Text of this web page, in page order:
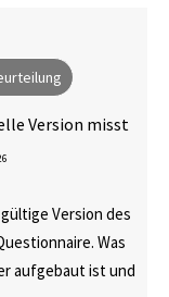
Version misst
Version des
Was
aufgebaut ist und